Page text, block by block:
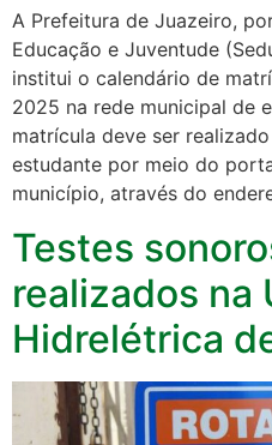
A Prefeitura de Juazeiro,
Educação e Juventude
institui o calendário de
2025 na rede municipal de
matrícula deve ser
estudante por meio do
município, através do
Testes
realizados na
Hidrelétrica